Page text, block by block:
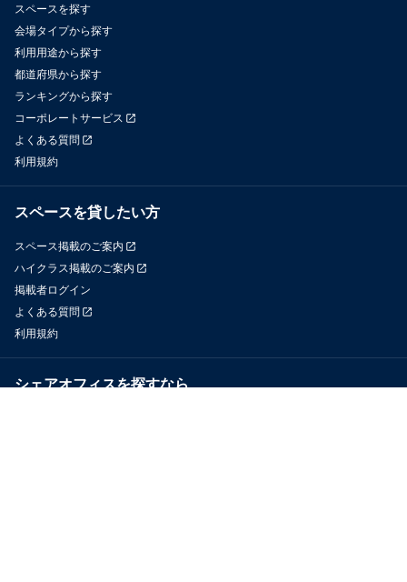
スペースを探す
会場タイプから探す
利用用途から探す
都道府県から探す
ランキングから探す
コーポレートサービス
よくある質問
利用規約
スペースを貸したい方
スペース掲載のご案内
ハイクラス掲載のご案内
掲載者ログイン
よくある質問
利用規約
シェアオフィスを探すなら